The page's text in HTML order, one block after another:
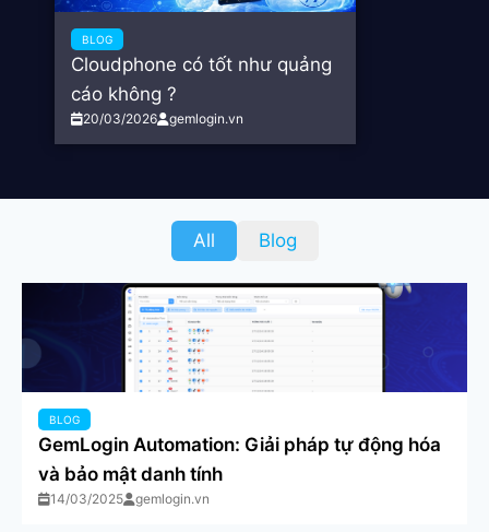
BLOG
Cloudphone có tốt như quảng
cáo không ?
20/03/2026 gemlogin.vn
All Blog
BLOG
GemLogin Automation: Giải pháp tự động hóa
và bảo mật danh tính
14/03/2025 gemlogin.vn